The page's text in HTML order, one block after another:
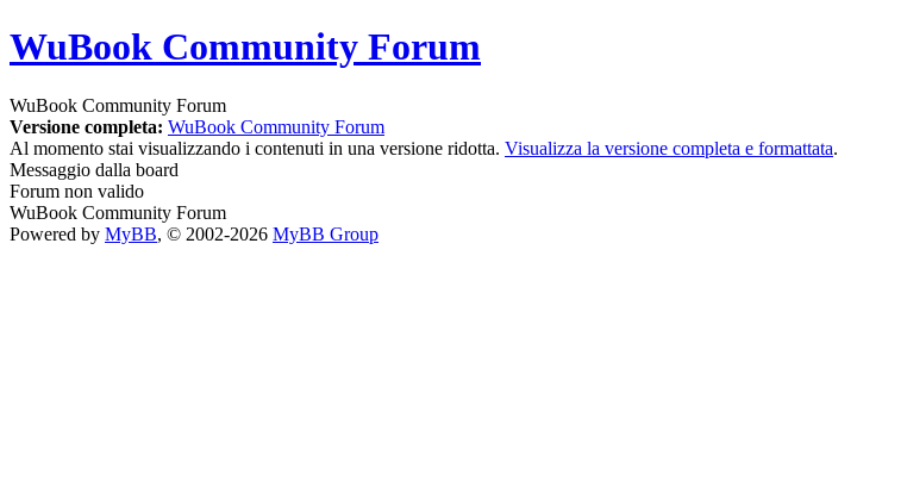
WuBook Community Forum
WuBook Community Forum
Versione completa: WuBook Community Forum
Al momento stai visualizzando i contenuti in una versione ridotta. Visualizza la versione completa e formattata.
Messaggio dalla board
Forum non valido
WuBook Community Forum
Powered by MyBB, © 2002-2026 MyBB Group